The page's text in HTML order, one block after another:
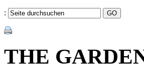
:
THE